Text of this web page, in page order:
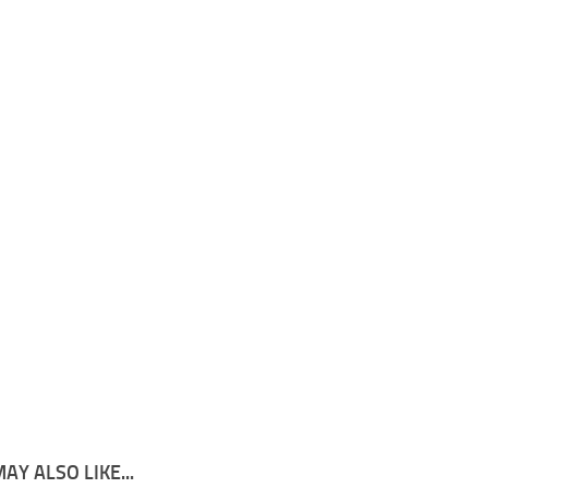
ALSO LIKE...